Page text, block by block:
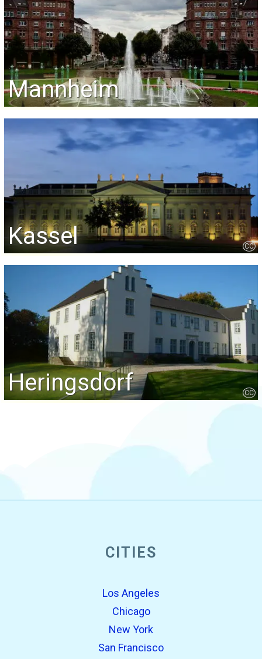
Mannheim
Kassel CC
Heringsdorf CC
CITIES
Los Angeles
Chicago
New York
San Francisco